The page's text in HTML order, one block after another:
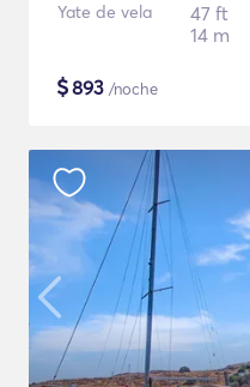
Yate de vela
47 ft
14 m
$893 /noche